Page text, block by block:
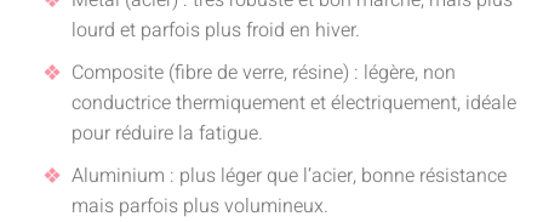
lourd et parfois plus froid en hiver.
Composite (fibre de verre, résine) : légère, non
conductrice thermiquement et électriquement, idéale
pour réduire la fatigue.
Aluminium : plus léger que l’acier, bonne résistance
mais parfois plus volumineux.